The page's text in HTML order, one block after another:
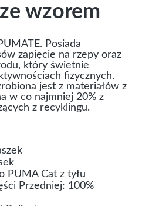
wzorem
Posiada
zapięcie na rzepy oraz
który świetnie
fizycznych.
jest z materiałów z
w co najmniej 20% z
z recyklingu.
PUMA Cat z tyłu
Przedniej: 100%